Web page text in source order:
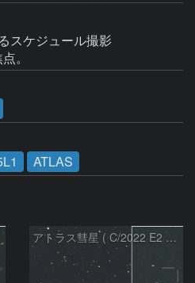
スケジュール撮影
。
ATLAS
アトラス彗星 ( C/2022 E2 )：2026/07/27